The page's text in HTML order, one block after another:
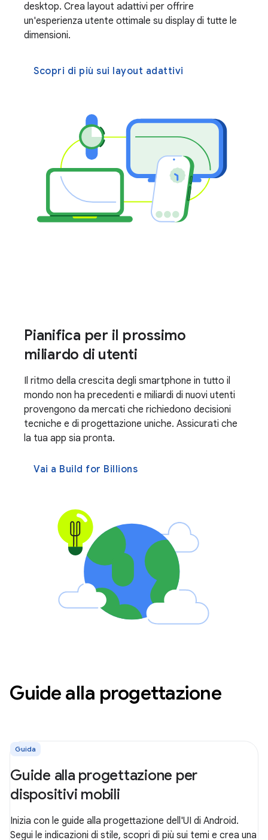
desktop. Crea layout adattivi per offrire
un'esperienza utente ottimale su display di tutte le
dimensioni.
Scopri di più sui layout adattivi
Pianifica per il prossimo
miliardo di utenti
Il ritmo della crescita degli smartphone in tutto il
mondo non ha precedenti e miliardi di nuovi utenti
provengono da mercati che richiedono decisioni
tecniche e di progettazione uniche. Assicurati che
la tua app sia pronta.
Vai a Build for Billions
Guide alla progettazione
Guida
Guide alla progettazione per
dispositivi mobili
Inizia con le guide alla progettazione dell'UI di Android.
Segui le indicazioni di stile, scopri di più sui temi e crea una